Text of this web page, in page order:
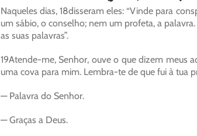
Naqueles dias, 18disseram eles: “Vinde para
um sábio, o conselho; nem um profeta, a
as suas palavras”.
19Atende-me, Senhor, ouve o que dizem meus
uma cova para mim. Lembra-te de que fui à tua
— Palavra do Senhor.
— Graças a Deus.